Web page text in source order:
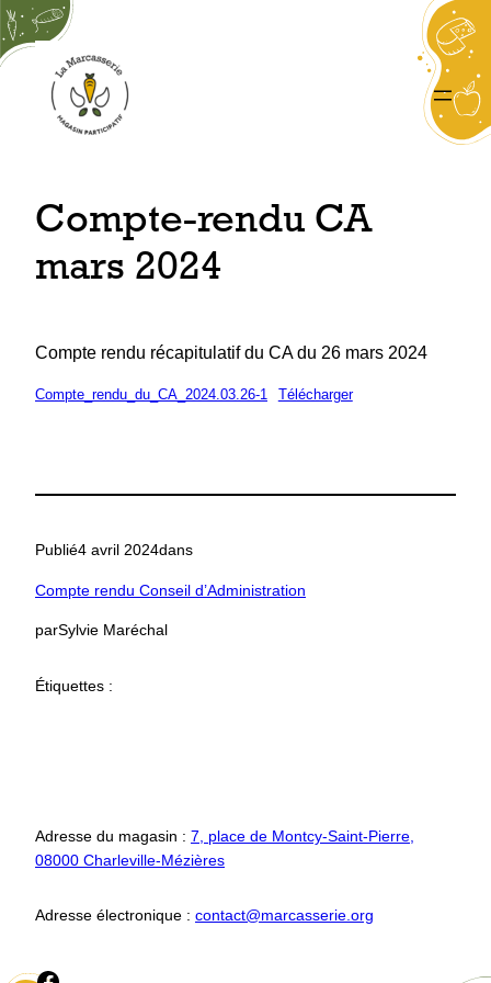
Aller
au
contenu
Compte-rendu CA
mars 2024
Compte rendu récapitulatif du CA du 26 mars 2024
Compte_rendu_du_CA_2024.03.26-1 Télécharger
Publié4 avril 2024dans
Compte rendu Conseil d’Administration
parSylvie Maréchal
Étiquettes :
Adresse du magasin : 7, place de Montcy-Saint-Pierre,
08000 Charleville-Mézières
Adresse électronique : contact@marcasserie.org